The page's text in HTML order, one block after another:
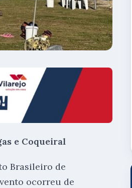
e Coqueiral
Brasileiro de
ocorreu de